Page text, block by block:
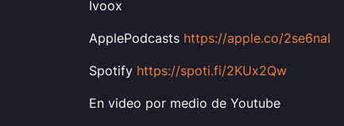
Ivoox
ApplePodcasts https://apple.co/2se6naI
Spotify https://spoti.fi/2KUx2Qw
En video por medio de Youtube